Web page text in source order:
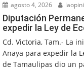
agosto 4, 2026
Diputación
expedir la Ley de
Cd. Victoria, Tam.- La
Anaya para expedir la
de Tamaulipas dio un